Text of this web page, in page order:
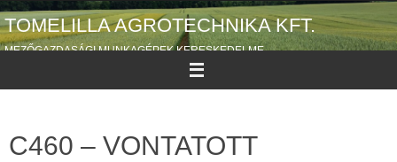
TOMELILLA AGROTECHNIKA KFT.
MEZŐGAZDASÁGI MUNKAGÉPEK KERESKEDELME
C460 – VONTATOTT